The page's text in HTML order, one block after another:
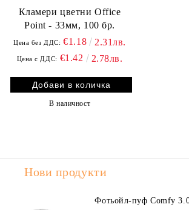
Кламери цветни Office
Point - 33мм, 100 бр.
Цена без ДДС: €1.18 2.31лв.
Цена с ДДС: €1.42 2.78лв.
В наличност
Нови продукти
Фотьойл-пуф Comfy 3.0